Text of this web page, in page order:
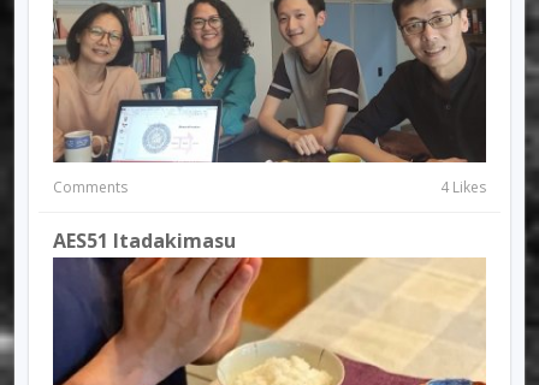
Comments 4 Likes
AES51 Itadakimasu